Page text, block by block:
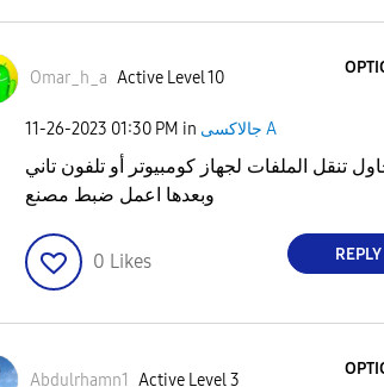
Omar_h_a Active Level 10
‎11-26-2023 01:30 PM in جالاكسى A
تنقل الملفات لجهاز كومبيوتر أو تلفون تاني
وبعدها اعمل ضبط مصنع
0 Likes REPLY
Abdulrhamn1 Active Level 3